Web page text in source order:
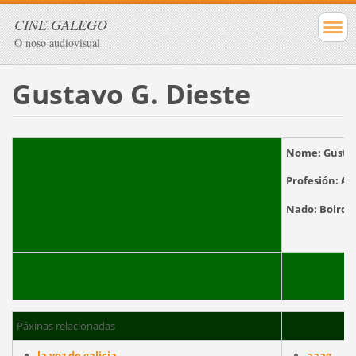
CINE GALEGO
O noso audiovisual
Gustavo G. Dieste
Nome:
Profesión:
Nado:
Páxinas relacionadas